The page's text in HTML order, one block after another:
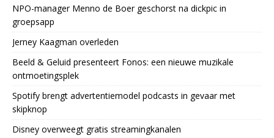
NPO-manager Menno de Boer geschorst na dickpic in
groepsapp
Jerney Kaagman overleden
Beeld & Geluid presenteert Fonos: een nieuwe muzikale
ontmoetingsplek
Spotify brengt advertentiemodel podcasts in gevaar met
skipknop
Disney overweegt gratis streamingkanalen